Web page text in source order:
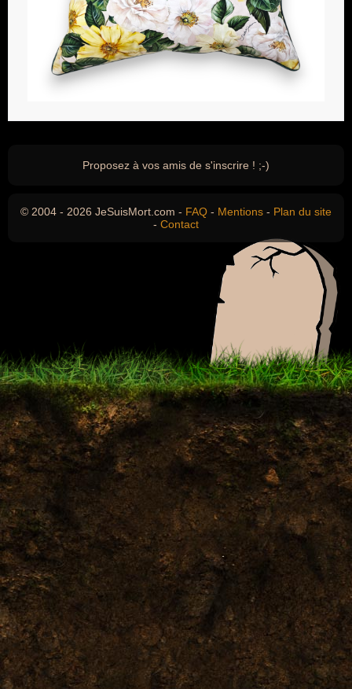
Proposez à vos amis de s'inscrire ! ;-)
© 2004 - 2026 JeSuisMort.com - FAQ - Mentions - Plan du site
- Contact